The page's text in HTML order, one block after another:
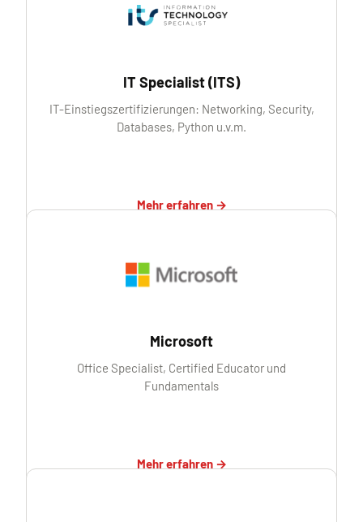
IT Specialist (ITS)
IT-Einstiegszertifizierungen: Networking, Security,
Databases, Python u.v.m.
Mehr erfahren →
Microsoft
Office Specialist, Certified Educator und
Fundamentals
Mehr erfahren →